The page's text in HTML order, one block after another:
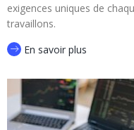
exigences uniques de
travaillons.
En savoir plus